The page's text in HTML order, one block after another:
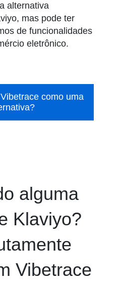
alternativa
mas pode ter
de funcionalidades
eletrônico.
como uma
alguma
Klaviyo?
Vibetrace